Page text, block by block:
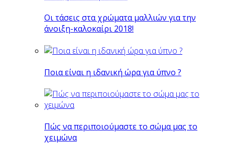
Οι τάσεις στα χρώματα μαλλιών για την
άνοιξη-καλοκαίρι 2018!
Ποια είναι η ιδανική ώρα για ύπνο ?
Πώς να περιποιούμαστε το σώμα μας το
χειμώνα